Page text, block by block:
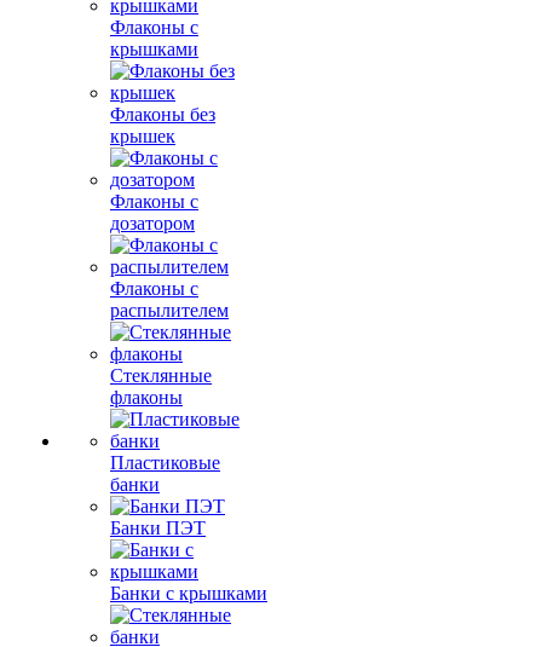
Флаконы с
крышками
Флаконы без
крышек
Флаконы с
дозатором
Флаконы с
распылителем
Стеклянные
флаконы
Пластиковые
банки
Банки ПЭТ
Банки с крышками